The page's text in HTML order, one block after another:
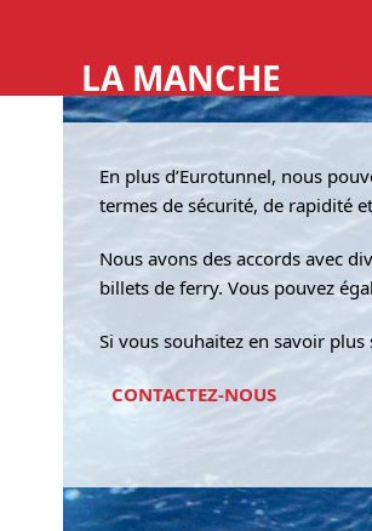
LA MANCHE
En plus d’Eurotunnel, nous
termes de sécurité, de rapidité
Nous avons des accords avec
billets de ferry. Vous pouvez
Si vous souhaitez en savoir
CONTACTEZ-NOUS